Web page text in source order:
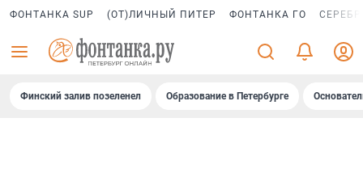
ФОНТАНКА SUP (ОТ)ЛИЧНЫЙ ПИТЕР ФОНТАНКА ГО
Финский залив позеленел Образование в Петербурге